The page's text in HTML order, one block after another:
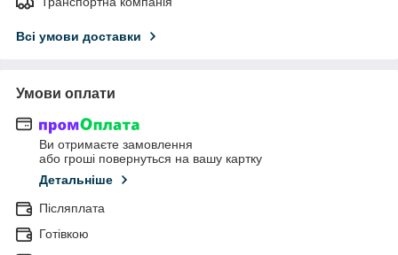
Всі умови доставки
Умови оплати
Ви отримаєте замовлення
або гроші повернуться на вашу картку
Детальніше
Післяплата
Готівкою